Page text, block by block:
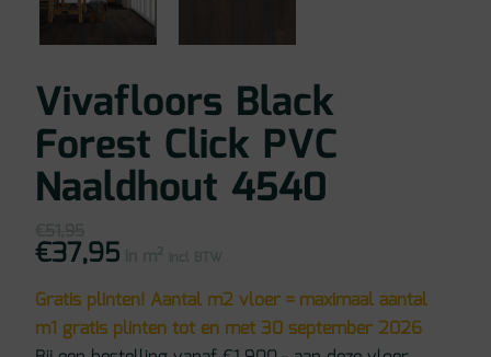
Vivafloors Black
Forest Click PVC
Naaldhout 4540
Oorspronkelijke
prijs
was:
€37,95Huidige
prijs
Gratis plinten! Aantal m2 vloer = maximaal aantal
m1 gratis plinten tot en met 30 september 2026